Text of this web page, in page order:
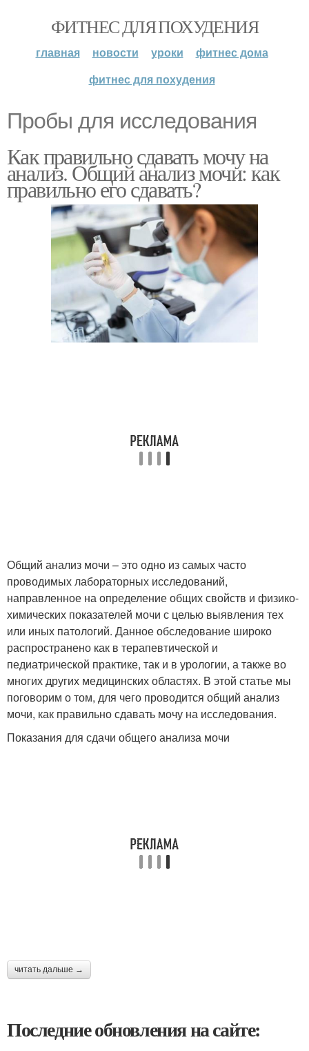
ФИТНЕС ДЛЯ ПОХУДЕНИЯ
главная новости уроки
фитнес дома
фитнес для похудения
Пробы для исследования
Как правильно сдавать мочу на
анализ. Общий анализ мочи: как
правильно его сдавать?
Общий анализ мочи – это одно из самых часто
проводимых лабораторных исследований,
направленное на определение общих свойств и физико-
химических показателей мочи с целью выявления тех
или иных патологий. Данное обследование широко
распространено как в терапевтической и
педиатрической практике, так и в урологии, а также во
многих других медицинских областях. В этой статье мы
поговорим о том, для чего проводится общий анализ
мочи, как правильно сдавать мочу на исследования.
Показания для сдачи общего анализа мочи
читать дальше →
Последние обновления на сайте: